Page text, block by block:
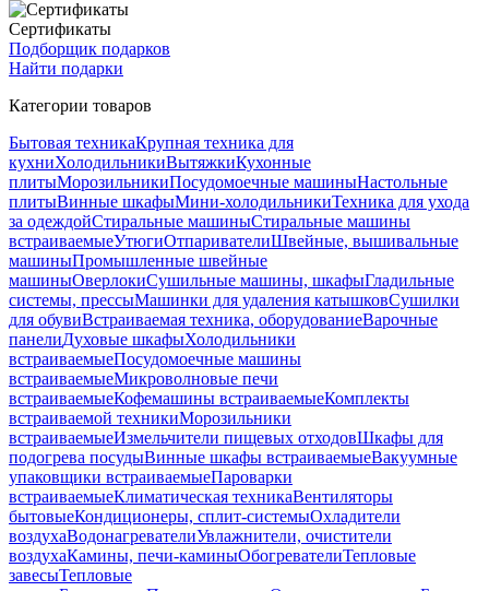
Сертификаты
Подборщик подарков
Найти подарки
Категории товаров
Бытовая техникаКрупная техника для
кухниХолодильникиВытяжкиКухонные
плитыМорозильникиПосудомоечные машиныНастольные
плитыВинные шкафыМини-холодильникиТехника для ухода
за одеждойСтиральные машиныСтиральные машины
встраиваемыеУтюгиОтпаривателиШвейные, вышивальные
машиныПромышленные швейные
машиныОверлокиСушильные машины, шкафыГладильные
системы, прессыМашинки для удаления катышковСушилки
для обувиВстраиваемая техника, оборудованиеВарочные
панелиДуховые шкафыХолодильники
встраиваемыеПосудомоечные машины
встраиваемыеМикроволновые печи
встраиваемыеКофемашины встраиваемыеКомплекты
встраиваемой техникиМорозильники
встраиваемыеИзмельчители пищевых отходовШкафы для
подогрева посудыВинные шкафы встраиваемыеВакуумные
упаковщики встраиваемыеПароварки
встраиваемыеКлиматическая техникаВентиляторы
бытовыеКондиционеры, сплит-системыОхладители
воздухаВодонагревателиУвлажнители, очистители
воздухаКамины, печи-каминыОбогревателиТепловые
завесыТепловые